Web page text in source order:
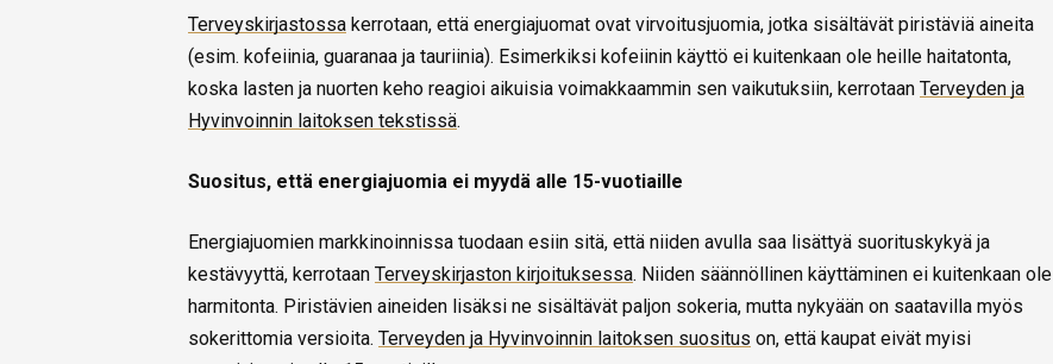
Terveyskirjastossa kerrotaan, että energiajuomat ovat virvoitusjuomia, jotka sisältävät piristäviä aineita
(esim. kofeiinia, guaranaa ja tauriinia). Esimerkiksi kofeiinin käyttö ei kuitenkaan ole heille haitatonta,
koska lasten ja nuorten keho reagioi aikuisia voimakkaammin sen vaikutuksiin, kerrotaan Terveyden ja
Hyvinvoinnin laitoksen tekstissä.
Suositus, että energiajuomia ei myydä alle 15-vuotiaille
Energiajuomien markkinoinnissa tuodaan esiin sitä, että niiden avulla saa lisättyä suorituskykyä ja
kestävyyttä, kerrotaan Terveyskirjaston kirjoituksessa. Niiden säännöllinen käyttäminen ei kuitenkaan ole
harmitonta. Piristävien aineiden lisäksi ne sisältävät paljon sokeria, mutta nykyään on saatavilla myös
sokerittomia versioita. Terveyden ja Hyvinvoinnin laitoksen suositus on, että kaupat eivät myisi